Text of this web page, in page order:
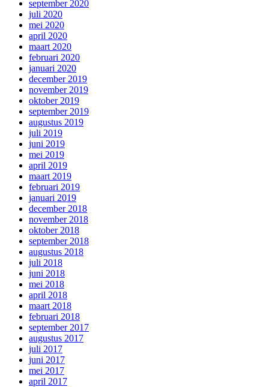
september 2020
juli 2020
mei 2020
april 2020
maart 2020
februari 2020
januari 2020
december 2019
november 2019
oktober 2019
september 2019
augustus 2019
juli 2019
juni 2019
mei 2019
april 2019
maart 2019
februari 2019
januari 2019
december 2018
november 2018
oktober 2018
september 2018
augustus 2018
juli 2018
juni 2018
mei 2018
april 2018
maart 2018
februari 2018
september 2017
augustus 2017
juli 2017
juni 2017
mei 2017
april 2017